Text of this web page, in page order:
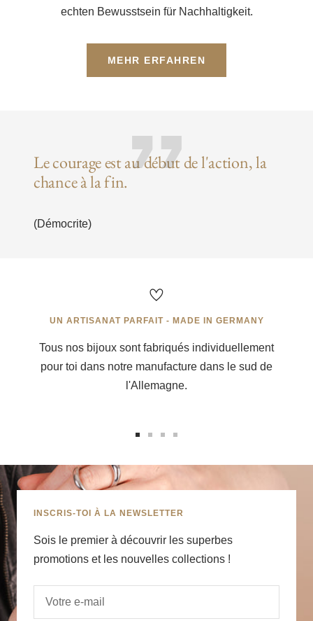
echten Bewusstsein für Nachhaltigkeit.
MEHR ERFAHREN
Le courage est au début de l'action, la
chance à la fin.
(Démocrite)
UN ARTISANAT PARFAIT - MADE IN GERMANY
Tous nos bijoux sont fabriqués individuellement
pour toi dans notre manufacture dans le sud de
l'Allemagne.
au
slide
au
slide
au
slide
au
INSCRIS-TOI À LA NEWSLETTER
Sois le premier à découvrir les superbes
promotions et les nouvelles collections !
Votre e-mail